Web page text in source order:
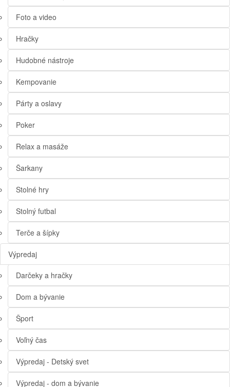
Foto a video
Hračky
Hudobné nástroje
Kempovanie
Párty a oslavy
Poker
Relax a masáže
Šarkany
Stolné hry
Stolný futbal
Terče a šípky
Výpredaj
Darčeky a hračky
Dom a bývanie
Šport
Voľný čas
Výpredaj - Detský svet
Výpredaj - dom a bývanie